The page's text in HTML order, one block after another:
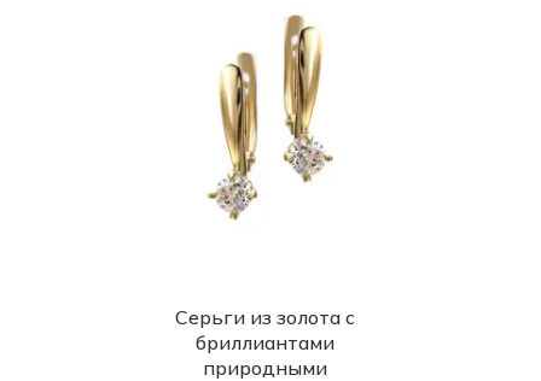
Серьги из золота с
бриллиантами
природными